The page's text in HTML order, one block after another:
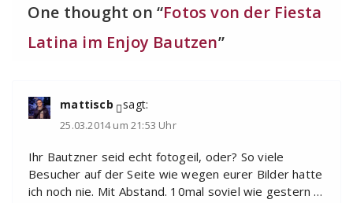
One thought on “Fotos von der Fiesta
Latina im Enjoy Bautzen”
mattiscb sagt:
25.03.2014 um 21:53 Uhr
Ihr Bautzner seid echt fotogeil, oder? So viele
Besucher auf der Seite wie wegen eurer Bilder hatte
ich noch nie. Mit Abstand. 10mal soviel wie gestern …